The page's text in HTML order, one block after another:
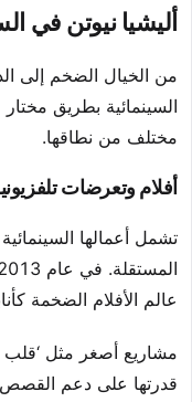
أليشيا نيوتن في
من الخيال الضخم إلى
السينمائية بطريق
مختلف من نطاقها.
أفلام وتعرضات
تشمل أعمالها
عالم الأفلام الضخمة
مشاريع أصغر مثل ‘قلب
قدرتها على دعم